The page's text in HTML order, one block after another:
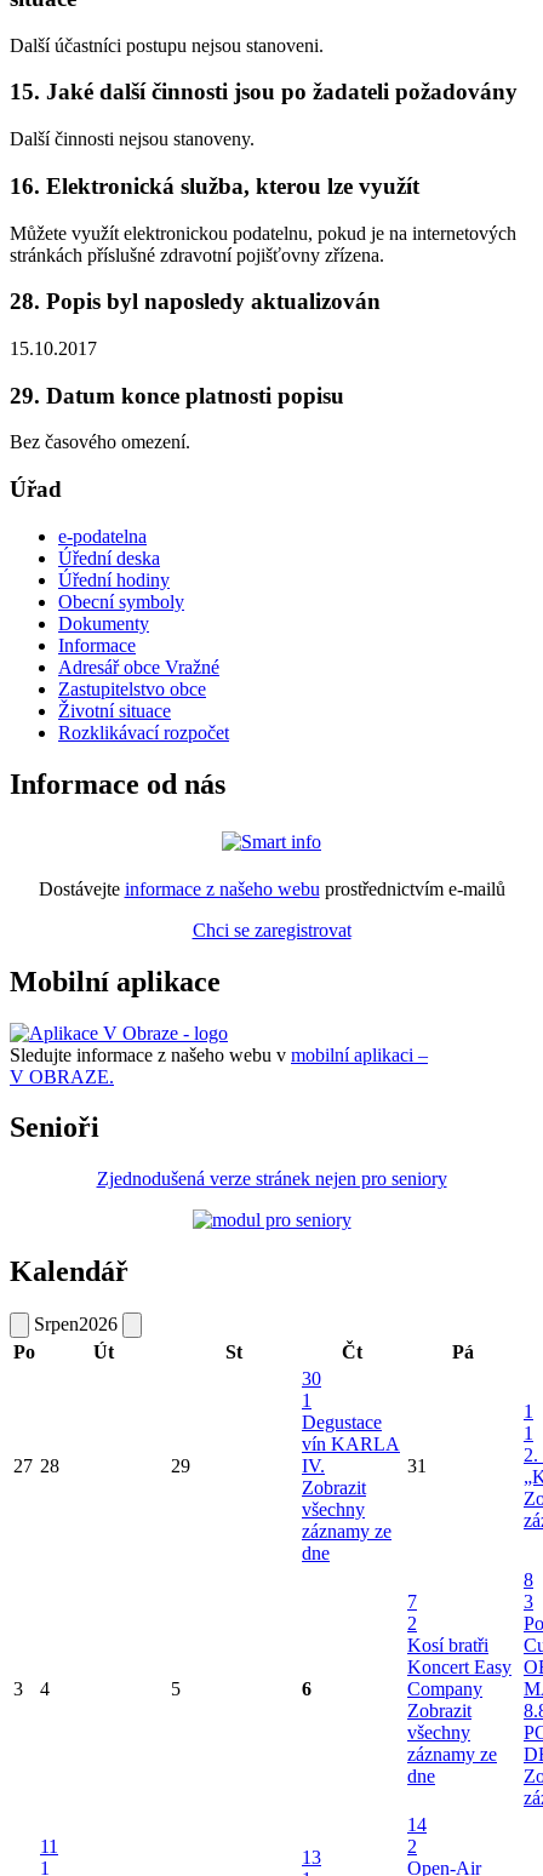
Další účastníci postupu nejsou stanoveni.
15. Jaké další činnosti jsou po žadateli požadovány
Další činnosti nejsou stanoveny.
16. Elektronická služba, kterou lze využít
Můžete využít elektronickou podatelnu, pokud je na internetových
stránkách příslušné zdravotní pojišťovny zřízena.
28. Popis byl naposledy aktualizován
15.10.2017
29. Datum konce platnosti popisu
Bez časového omezení.
Úřad
e-podatelna
Úřední deska
Úřední hodiny
Obecní symboly
Dokumenty
Informace
Adresář obce Vražné
Zastupitelstvo obce
Životní situace
Rozklikávací rozpočet
Informace od nás
Dostávejte informace z našeho webu prostřednictvím e-mailů
Chci se zaregistrovat
Mobilní aplikace
Sledujte informace z našeho webu v mobilní aplikaci –
V OBRAZE.
Senioři
Zjednodušená verze stránek nejen pro seniory
Kalendář
Srpen2026
Po
Út St Čt Pá
27 28 29
30
1
Degustace
vín KARLA
IV.
Zobrazit
všechny
záznamy ze
dne
31
1
1
2.
3 4 5 6
7
2
Kosí bratři
Koncert Easy
Company
Zobrazit
všechny
záznamy ze
dne
8
3
11
1
13
14
2
Open-Air